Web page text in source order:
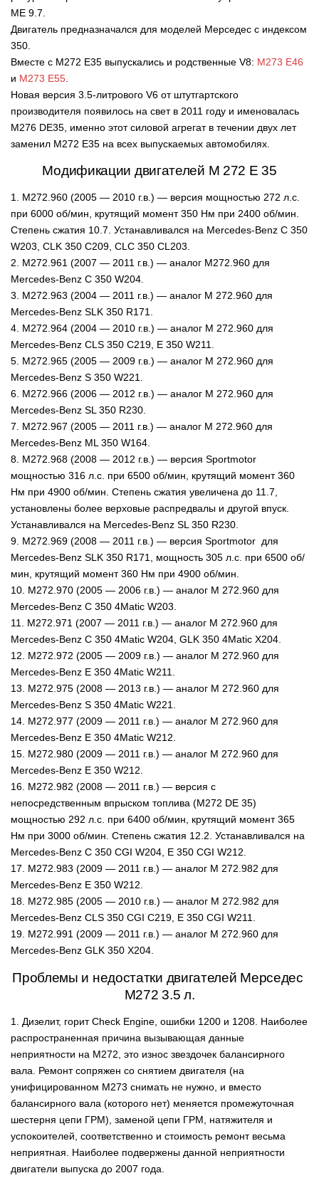
ME 9.7.
Двигатель предназначался для моделей Мерседес с индексом
350.
Вместе с М272 Е35 выпускались и родственные V8: М273 Е46
и М273 Е55
Новая версия 3.5-литрового V6 от штутгартского
производителя появилось на свет в 2011 году и именовалась
M276 DE35, именно этот силовой агрегат в течении двух лет
заменил M272 E35 на всех выпускаемых автомобилях.
Модификации двигателей М 272 Е 35
1. M272.960 (2005 — 2010 г.в.) — версия мощностью 272 л.с.
при 6000 об/мин, крутящий момент 350 Нм при 2400 об/мин.
Степень сжатия 10.7. Устанавливался на Mercedes-Benz C 350
W203, CLK 350 C209, CLC 350 CL203.
2. M272.961 (2007 — 2011 г.в.) — аналог М272.960 для
Mercedes-Benz C 350 W204.
3. M272.963 (2004 — 2011 г.в.) — аналог М 272.960 для
Mercedes-Benz SLK 350 R171.
4. M272.964 (2004 — 2010 г.в.) — аналог М 272.960 для
Mercedes-Benz CLS 350 C219, E 350 W211.
5. M272.965 (2005 — 2009 г.в.) — аналог М 272.960 для
Mercedes-Benz S 350 W221.
6. M272.966 (2006 — 2012 г.в.) — аналог М 272.960 для
Mercedes-Benz SL 350 R230.
7. M272.967 (2005 — 2011 г.в.) — аналог М 272.960 для
Mercedes-Benz ML 350 W164.
8. M272.968 (2008 — 2012 г.в.) — версия Sportmotor
мощностью 316 л.с. при 6500 об/мин, крутящий момент 360
Нм при 4900 об/мин. Степень сжатия увеличена до 11.7,
установлены более верховые распредвалы и другой впуск.
Устанавливался на Mercedes-Benz SL 350 R230.
9. M272.969 (2008 — 2011 г.в.) — версия Sportmotor для
Mercedes-Benz SLK 350 R171, мощность 305 л.с. при 6500 об/
мин, крутящий момент 360 Нм при 4900 об/мин.
10. M272.970 (2005 — 2006 г.в.) — аналог М 272.960 для
Mercedes-Benz C 350 4Matic W203.
11. M272.971 (2007 — 2011 г.в.) — аналог М 272.960 для
Mercedes-Benz C 350 4Matic W204, GLK 350 4Matic X204.
12. M272.972 (2005 — 2009 г.в.) — аналог М 272.960 для
Mercedes-Benz E 350 4Matic W211.
13. M272.975 (2008 — 2013 г.в.) — аналог М 272.960 для
Mercedes-Benz S 350 4Matic W221.
14. M272.977 (2009 — 2011 г.в.) — аналог М 272.960 для
Mercedes-Benz E 350 4Matic W212.
15. M272.980 (2009 — 2011 г.в.) — аналог М 272.960 для
Mercedes-Benz E 350 W212.
16. M272.982 (2008 — 2011 г.в.) — версия с
непосредственным впрыском топлива (M272 DE 35)
мощностью 292 л.с. при 6400 об/мин, крутящий момент 365
Нм при 3000 об/мин. Степень сжатия 12.2. Устанавливался на
Mercedes-Benz C 350 CGI W204, E 350 CGI W212.
17. M272.983 (2009 — 2011 г.в.) — аналог М 272.982 для
Mercedes-Benz E 350 W212.
18. M272.985 (2005 — 2010 г.в.) — аналог М 272.982 для
Mercedes-Benz CLS 350 CGI C219, E 350 CGI W211.
19. M272.991 (2009 — 2011 г.в.) — аналог М 272.960 для
Mercedes-Benz GLK 350 X204.
Проблемы и недостатки двигателей Мерседес
М272 3.5 л.
1. Дизелит, горит Check Engine, ошибки 1200 и 1208. Наиболее
распространенная причина вызывающая данные
неприятности на М272, это износ звездочек балансирного
вала. Ремонт сопряжен со снятием двигателя (на
унифицированном М273 снимать не нужно, и вместо
балансирного вала (которого нет) меняется промежуточная
шестерня цепи ГРМ), заменой цепи ГРМ, натяжителя и
успокоителей, соответственно и стоимость ремонт весьма
неприятная. Наиболее подвержены данной неприятности
двигатели выпуска до 2007 года.